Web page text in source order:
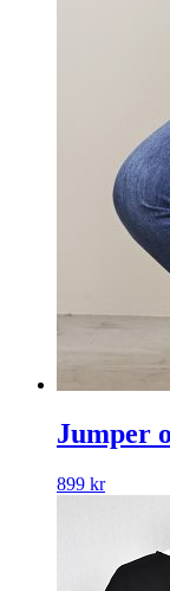
Jumper
899 kr